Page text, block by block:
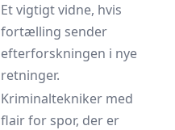
Et vigtigt vidne, hvis
fortælling sender
efterforskningen i nye
retninger.
Kriminaltekniker med
flair for spor, der er